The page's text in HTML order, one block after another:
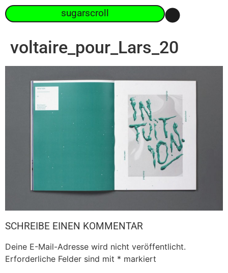
sugarscroll
voltaire_pour_Lars_20
SCHREIBE EINEN KOMMENTAR
Deine E-Mail-Adresse wird nicht veröffentlicht.
Erforderliche Felder sind mit * markiert